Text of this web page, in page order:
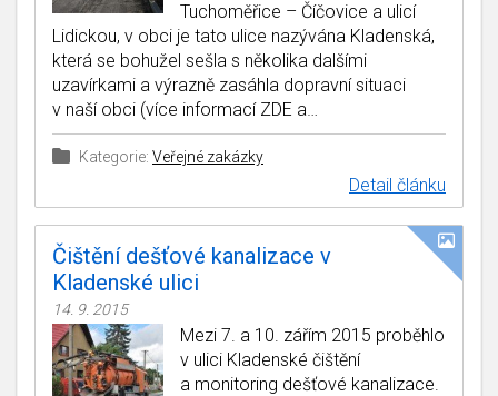
Tuchoměřice – Číčovice a ulicí
Lidickou, v obci je tato ulice nazývána Kladenská,
která se bohužel sešla s několika dalšími
uzavírkami a výrazně zasáhla dopravní situaci
v naší obci (více informací ZDE a…
Kategorie: Veřejné zakázky
Detail článku
Čištění dešťové kanalizace v
Kladenské ulici
14. 9. 2015
Mezi 7. a 10. zářím 2015 proběhlo
v ulici Kladenské čištění
a monitoring dešťové kanalizace.